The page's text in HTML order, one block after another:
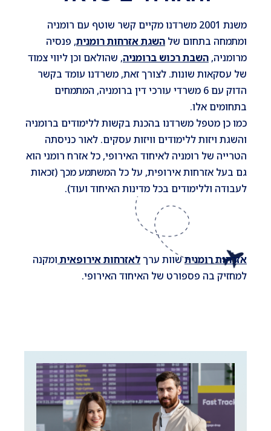
משנת 2001 משרדנו מקיים קשר שוטף עם רומניה
ומתמחה בתחום של השגת אזרחות רומנית, פנסיה
מרומניה, השבת רכוש ברומניה, שהולאם וכן ליווי צמוד
של עסקאות שונות. לצורך זאת, משרדנו עומד בקשר
הדוק עם 6 משרדי עורכי דין ברומניה, המתמחים
בתחומים אלו.
כמו כן מטפל משרדנו בהכנת בקשות ללימודים ברומניה
והשגת ויזות ללימודים וויזות עסקים. לאור כניסתה
הטרייה של רומניה לאיחוד האירופי, כל אזרח רומני הוא
גם בעל אזרחות אירופית, על כל המשתמע מכך (זכאות
לעבודה וללימודים בכל מדינות האיחוד ועוד).
אזרחות רומניתשוות ערךלאזרחות אירופאית ומקנה
למחזיק בה פספורט של האיחוד האירופי.